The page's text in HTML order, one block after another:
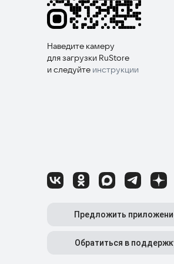
Наведите камеру
для загрузки RuStore
и следуйте инструкции
Предложить
Обратиться в